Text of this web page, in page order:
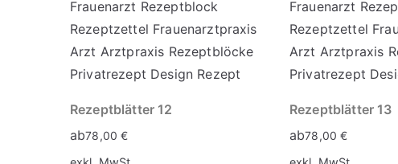
Rezeptblätter 12
ab78,00€
Rezeptblätter 13
ab78,00€